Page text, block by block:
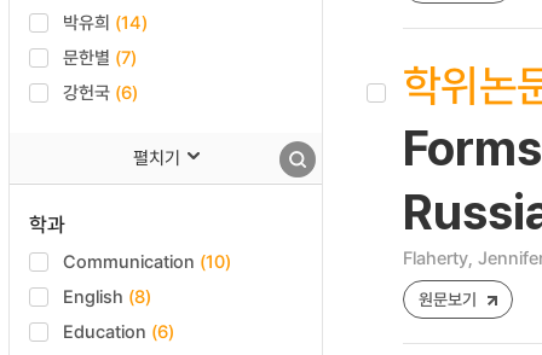
박유희 (14)
문한별 (7)
강헌국 (6)
펼치기
학과
Communication (10)
English (8)
Education (6)
학위논
Flaherty,
원문보기